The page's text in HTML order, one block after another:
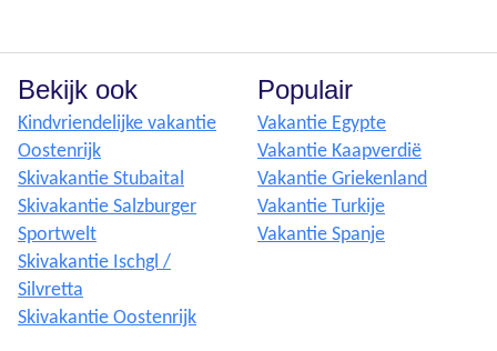
Bekijk ook
Kindvriendelijke vakantie
Oostenrijk
Skivakantie Stubaital
Skivakantie Salzburger
Sportwelt
Skivakantie Ischgl /
Silvretta
Skivakantie Oostenrijk
Populair
Vakantie Egypte
Vakantie Kaapverdië
Vakantie Griekenland
Vakantie Turkije
Vakantie Spanje